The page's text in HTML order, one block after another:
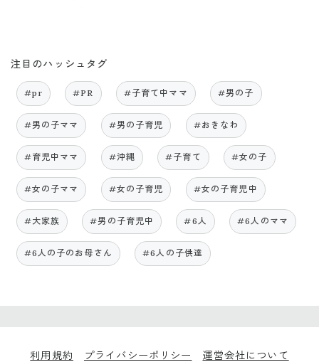
注目のハッシュタグ
#pr #PR #子育て中ママ #男の子
#男の子ママ #男の子育児 #おきなわ
#育児中ママ #沖縄 #子育て #女の子
#女の子ママ #女の子育児 #女の子育児中
#大家族 #男の子育児中 #6人 #6人のママ
#6人の子のお母さん #6人の子供達
利用規約 プライバシーポリシー 運営会社について